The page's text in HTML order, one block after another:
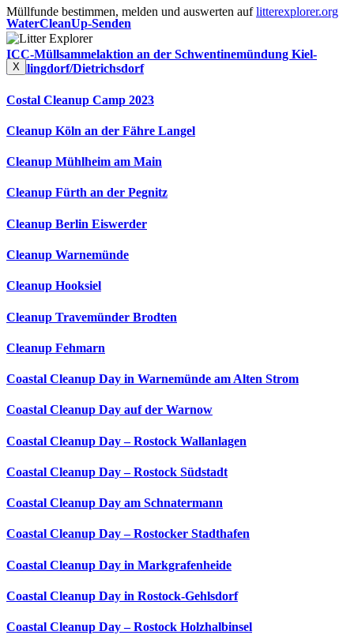
WaterCleanUp-Senden
ICC-Müllsammelaktion an der Schwentinemündung Kiel-
Wellingdorf/Dietrichsdorf
Costal Cleanup Camp 2023
Cleanup Köln an der Fähre Langel
Cleanup Mühlheim am Main
Cleanup Fürth an der Pegnitz
Cleanup Berlin Eiswerder
Cleanup Warnemünde
Cleanup Hooksiel
Cleanup Travemünder Brodten
Cleanup Fehmarn
Coastal Cleanup Day in Warnemünde am Alten Strom
Coastal Cleanup Day auf der Warnow
Coastal Cleanup Day – Rostock Wallanlagen
Coastal Cleanup Day – Rostock Südstadt
Coastal Cleanup Day am Schnatermann
Coastal Cleanup Day – Rostocker Stadthafen
Coastal Cleanup Day in Markgrafenheide
Coastal Cleanup Day in Rostock-Gehlsdorf
Coastal Cleanup Day – Rostock Holzhalbinsel
Müllfunde bestimmen, melden und auswerten auflitterexplorer.org
X